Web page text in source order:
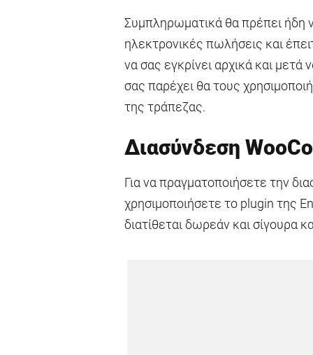
Συμπληρωματικά θα πρέπει ήδη
ηλεκτρονικές πωλήσεις και
να σας εγκρίνει αρχικά και
σας παρέχει θα τους
της τράπεζας.
Διασύνδεση
Για να πραγματοποιήσετε την
χρησιμοποιήσετε το plugin της
διατίθεται δωρεάν και σίγουρα